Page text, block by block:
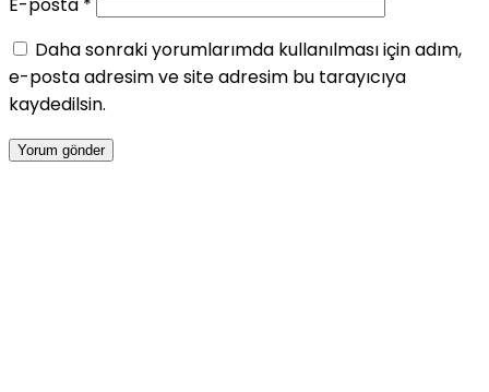
E-posta *
Daha sonraki yorumlarımda kullanılması için adım,
e-posta adresim ve site adresim bu tarayıcıya
kaydedilsin.